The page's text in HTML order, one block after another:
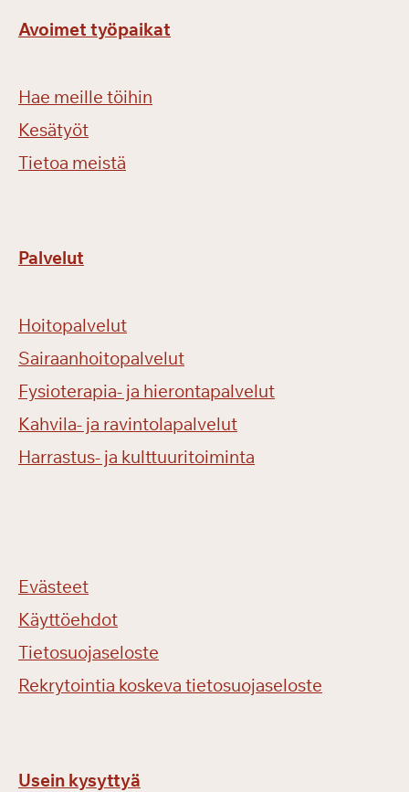
Avoimet työpaikat
Hae meille töihin
Kesätyöt
Tietoa meistä
Palvelut
Hoitopalvelut
Sairaanhoitopalvelut
Fysioterapia- ja hierontapalvelut
Kahvila- ja ravintolapalvelut
Harrastus- ja kulttuuritoiminta
Evästeet
Käyttöehdot
Tietosuojaseloste
Rekrytointia koskeva tietosuojaseloste
Usein kysyttyä